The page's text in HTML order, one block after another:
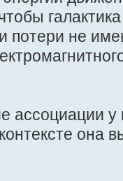
потери не
ассоциации
она